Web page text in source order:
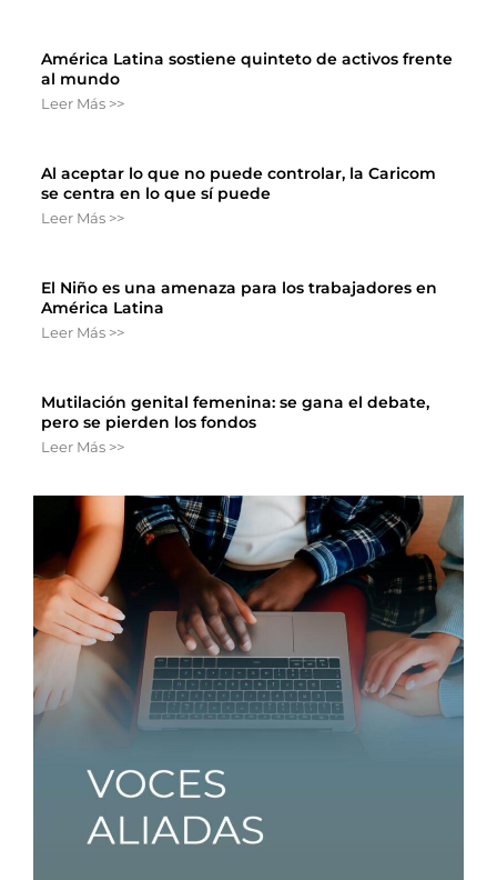
América Latina sostiene quinteto de activos frente
al mundo
Leer Más >>
Al aceptar lo que no puede controlar, la Caricom
se centra en lo que sí puede
Leer Más >>
El Niño es una amenaza para los trabajadores en
América Latina
Leer Más >>
Mutilación genital femenina: se gana el debate,
pero se pierden los fondos
Leer Más >>